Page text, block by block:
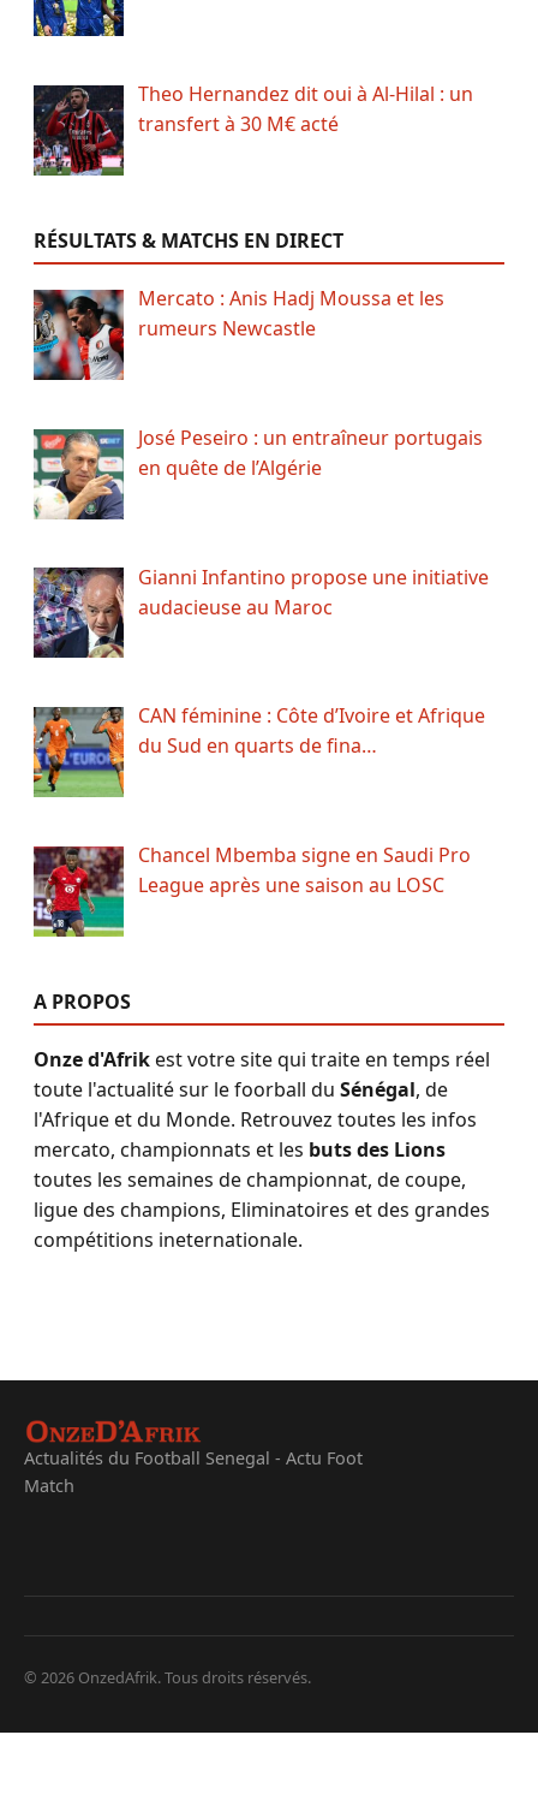
Theo Hernandez dit oui à Al-Hilal : un
transfert à 30 M€ acté
RÉSULTATS & MATCHS EN DIRECT
Mercato : Anis Hadj Moussa et les
rumeurs Newcastle
José Peseiro : un entraîneur portugais
en quête de l’Algérie
Gianni Infantino propose une initiative
audacieuse au Maroc
CAN féminine : Côte d’Ivoire et Afrique
du Sud en quarts de fina…
Chancel Mbemba signe en Saudi Pro
League après une saison au LOSC
A PROPOS
Onze d'Afrikest votre site qui traite en temps réel
toute l'actualité sur le foorball du Sénégal, de
l'Afrique et du Monde. Retrouvez toutes les infos
mercato, championnats et les buts des Lions
toutes les semaines de championnat, de coupe,
ligue des champions, Eliminatoires et des grandes
compétitions ineternationale.
Actualités du Football Senegal - Actu Foot
Match
© 2026 OnzedAfrik. Tous droits réservés.